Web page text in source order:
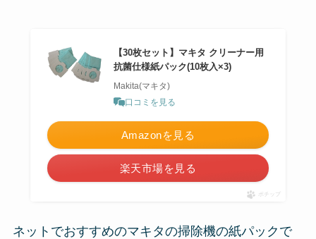
【30枚セット】マキタ クリーナー用
抗菌仕様紙パック(10枚入×3)
Makita(マキタ)
口コミを見る
Amazonを見る
楽天市場を見る
ポチップ
ネットでおすすめのマキタの掃除機の紙パックで